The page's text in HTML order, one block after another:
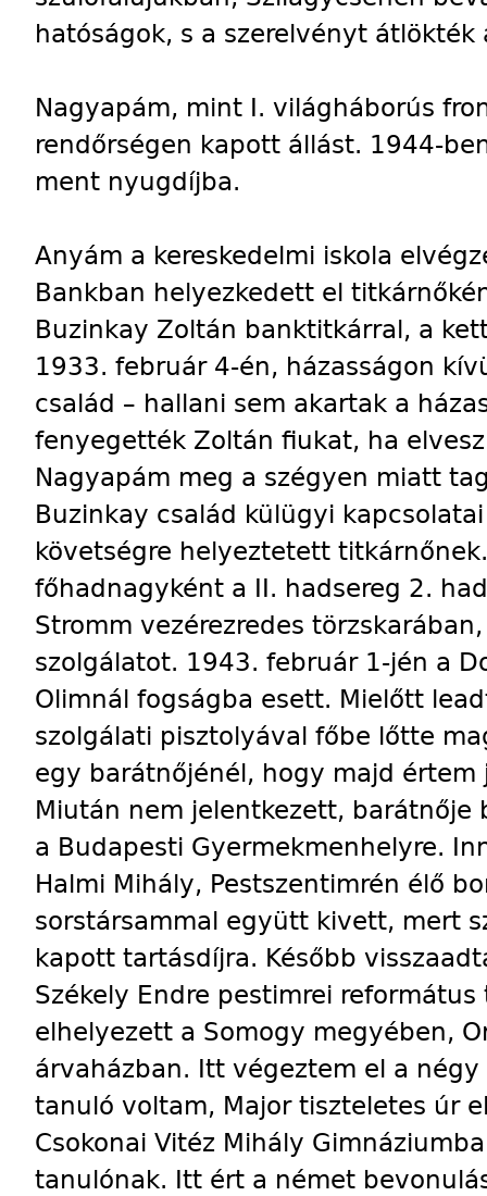
hatóságok, s a szerelvényt átlökték
Nagyapám, mint I. világháborús
rendőrségen kapott állást. 1944-
ment nyugdíjba.
Anyám a kereskedelmi iskola
Bankban helyezkedett el
Buzinkay Zoltán banktitkárral, a
1933. február 4-én, házasságon
család – hallani sem akartak a
fenyegették Zoltán fiukat, ha
Nagyapám meg a szégyen miatt
Buzinkay család külügyi
követségre helyeztetett
főhadnagyként a II. hadsereg 2.
Stromm vezérezredes
szolgálatot. 1943. február 1-jén a
Olimnál fogságba esett. Mielőtt
szolgálati pisztolyával főbe lőtte
egy barátnőjénél, hogy majd
Miután nem jelentkezett, barátnője
a Budapesti Gyermekmenhelyre.
Halmi Mihály, Pestszentimrén élő
sorstársammal együtt kivett, mert
kapott tartásdíjra. Később
Székely Endre pestimrei
elhelyezett a Somogy megyében,
árvaházban. Itt végeztem el a
tanuló voltam, Major tiszteletes úr
Csokonai Vitéz Mihály
tanulónak. Itt ért a német